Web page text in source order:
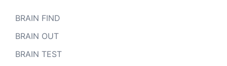
BRAIN FIND
BRAIN OUT
BRAIN TEST